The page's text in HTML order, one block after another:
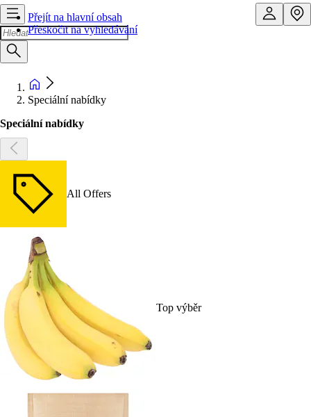
Přejít na hlavní obsah
Přeskočit na vyhledávání
Speciální nabídky
Speciální nabídky
All Offers
Top výběr